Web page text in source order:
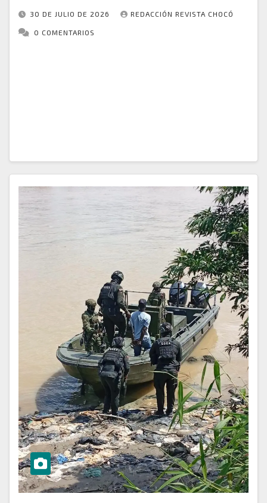
30 DE JULIO DE 2026 REDACCIÓN REVISTA CHOCÓ
0 COMENTARIOS